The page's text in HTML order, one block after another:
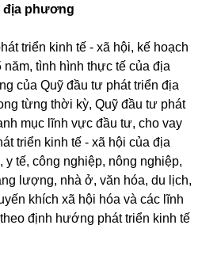
địa phương
triển kinh tế - xã hội, kế hoạch
năm, tình hình thực tế của địa
của Quỹ đầu tư phát triển địa
từng thời kỳ, Quỹ đầu tư phát
mục lĩnh vực đầu tư, cho vay
triển kinh tế - xã hội của địa
tế, công nghiệp, nông nghiệp,
lượng, nhà ở, văn hóa, du lịch,
khích xã hội hóa và các lĩnh
định hướng phát triển kinh tế